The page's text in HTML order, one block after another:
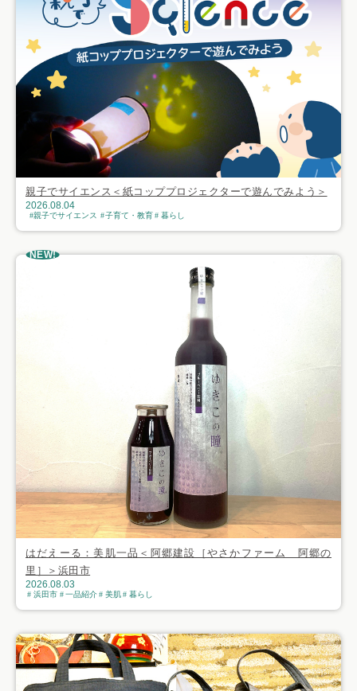
親子でサイエンス＜紙コッププロジェクターで遊んでみよう＞
2026.08.04
親子でサイエンス 子育て・教育 暮らし
NEW!
はだえーる：美肌一品＜阿郷建設［やさかファーム 阿郷の
里］＞浜田市
2026.08.03
浜田市 一品紹介 美肌 暮らし